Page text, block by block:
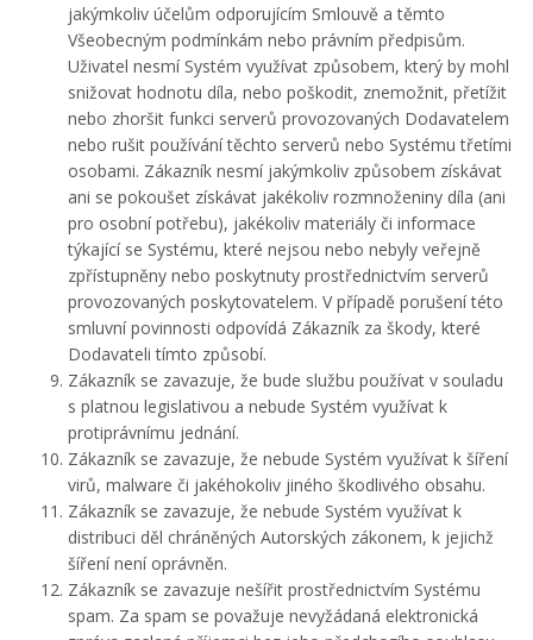
jakýmkoliv účelům odporujícím Smlouvě a těmto
Všeobecným podmínkám nebo právním předpisům.
Uživatel nesmí Systém využívat způsobem, který by mohl
snižovat hodnotu díla, nebo poškodit, znemožnit, přetížit
nebo zhoršit funkci serverů provozovaných Dodavatelem
nebo rušit používání těchto serverů nebo Systému třetími
osobami. Zákazník nesmí jakýmkoliv způsobem získávat
ani se pokoušet získávat jakékoliv rozmnoženiny díla (ani
pro osobní potřebu), jakékoliv materiály či informace
týkající se Systému, které nejsou nebo nebyly veřejně
zpřístupněny nebo poskytnuty prostřednictvím serverů
provozovaných poskytovatelem. V případě porušení této
smluvní povinnosti odpovídá Zákazník za škody, které
Dodavateli tímto způsobí.
Zákazník se zavazuje, že bude službu používat v souladu
s platnou legislativou a nebude Systém využívat k
protiprávnímu jednání.
Zákazník se zavazuje, že nebude Systém využívat k šíření
virů, malware či jakéhokoliv jiného škodlivého obsahu.
Zákazník se zavazuje, že nebude Systém využívat k
distribuci děl chráněných Autorských zákonem, k jejichž
šíření není oprávněn.
Zákazník se zavazuje nešířit prostřednictvím Systému
spam. Za spam se považuje nevyžádaná elektronická